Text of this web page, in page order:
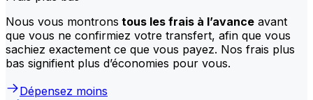
Nous vous montrons tous les frais à l’avance avant
que vous ne confirmiez votre transfert, afin que vous
sachiez exactement ce que vous payez. Nos frais plus
bas signifient plus d’économies pour vous.
Dépensez moins